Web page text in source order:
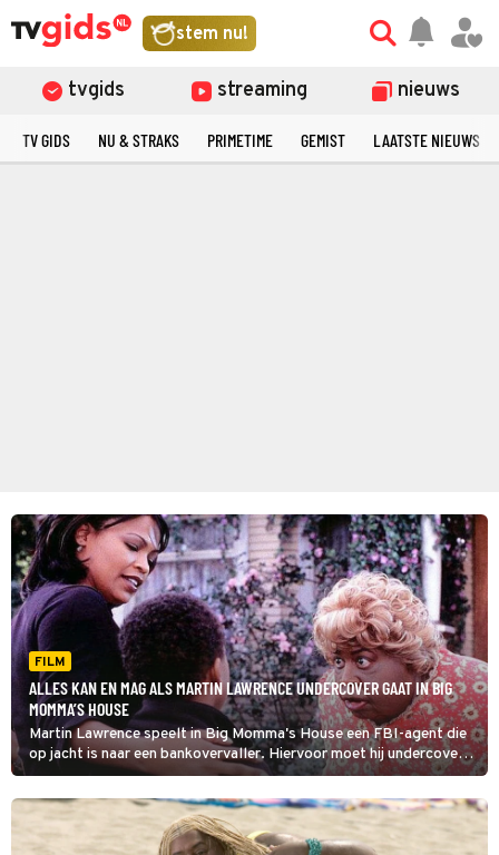
stem nu!
tvgids streaming nieuws
TV GIDS NU & STRAKS PRIMETIME GEMIST LAATSTE NIEUWS
FILM
ALLES KAN EN MAG ALS MARTIN LAWRENCE UNDERCOVER GAAT IN BIG
MOMMA’S HOUSE
Martin Lawrence speelt in Big Momma's House een FBI-agent die
op jacht is naar een bankovervaller. Hiervoor moet hij undercover,
als een oma met overgewicht.